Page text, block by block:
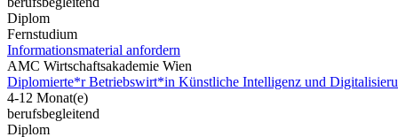
Diplom
Fernstudium
Informationsmaterial anfordern
AMC Wirtschaftsakademie Wien
Diplomierte*r Betriebswirt*in Künstliche Intelligenz und
4-12 Monat(e)
berufsbegleitend
Diplom